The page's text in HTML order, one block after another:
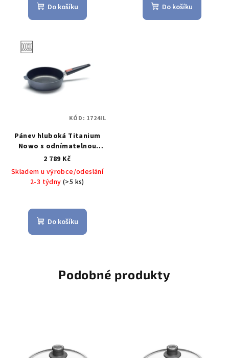
Do košíku Do košíku
Pánev hluboká Titanium
Nowo s odnímatelnou
rukojetí 24 cm - WOLL
Titanová indukční pánev na
soté 24 cm s odnímatelnou
rukojetí Titanium Nowo -
2 789 Kč
Skladem u výrobce/odeslání
2-3 týdny(>5 ks)
Do košíku
KÓD: 1724IL
Podobné produkty